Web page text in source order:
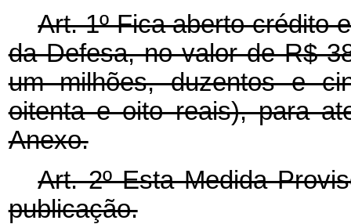
Art. 1º Fica aberto crédito
da Defesa, no valor de R$
um milhões, duzentos e
oitenta e oito reais), para
Anexo.
Art. 2º Esta Medida
publicação.